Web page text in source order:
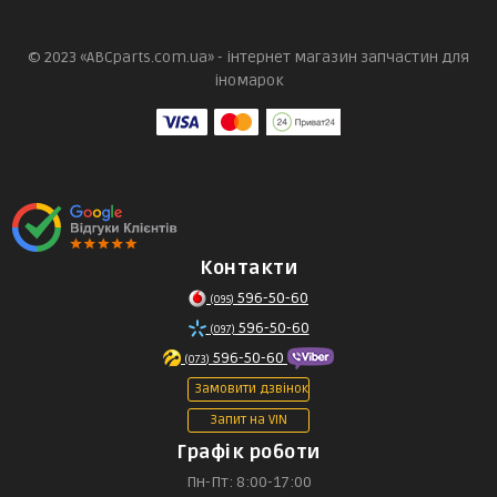
© 2023 «ABCparts.com.ua» - інтернет магазин запчастин для
іномарок
Контакти
(095) 596-50-60
(097) 596-50-60
(073) 596-50-60
Замовити дзвінок
Запит на VIN
Графік роботи
Пн-Пт: 8:00-17:00